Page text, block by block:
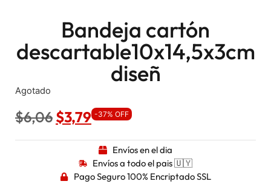
Bandeja cartón
descartable10x14,5x3cm
diseñ
Agotado
$6,06 $3,79 -37% OFF
Envíos en el dia
Envíos a todo el pais 🇺🇾
Pago Seguro 100% Encriptado SSL